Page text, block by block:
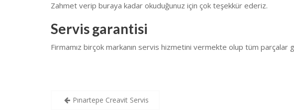
Zahmet verip buraya kadar okuduğunuz için çok teşekkür ederiz.
Servis garantisi
Firmamız birçok markanın servis hizmetini vermekte olup tüm parçalar
YazıPınartepe Creavit Servis